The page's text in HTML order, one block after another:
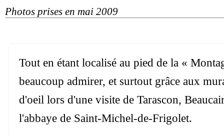
Photos prises en mai 2009
Tout en étant localisé au pied de la «
beaucoup admirer, et surtout grâce aux
d'oeil lors d'une visite de Tarascon,
l'abbaye de Saint-Michel-de-Frigolet.